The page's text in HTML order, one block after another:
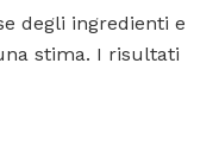
degli ingredienti e
stima. I risultati